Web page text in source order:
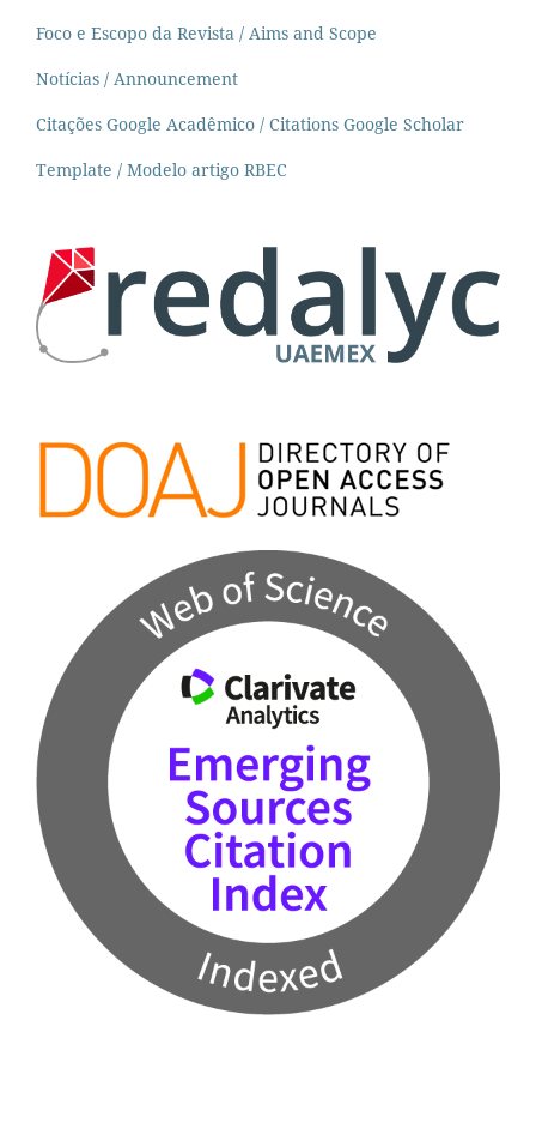
Foco e Escopo da Revista / Aims and Scope
Notícias / Announcement
Citações Google Acadêmico / Citations Google Scholar
Template / Modelo artigo RBEC